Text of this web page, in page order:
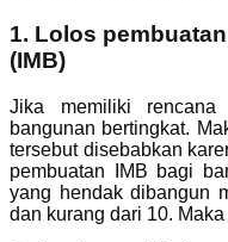
1. Lolos
(IMB)
Jika memiliki rencana
bangunan bertingkat.
tersebut disebabkan
pembuatan IMB bagi
yang hendak dibangun
dan kurang dari 10.